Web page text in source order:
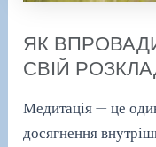
ЯК
СВІЙ
Медитація — це
досягнення